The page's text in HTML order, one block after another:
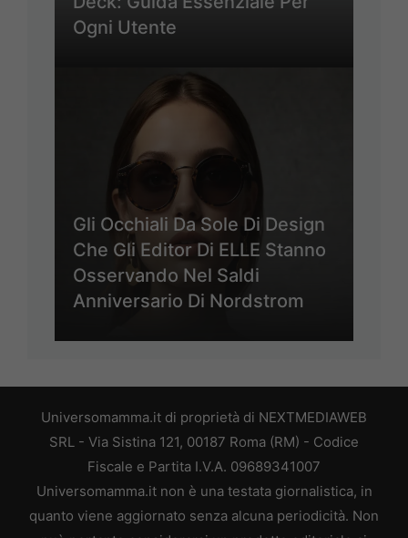
Ogni Utente
Gli Occhiali Da Sole Di Design
Che Gli Editor Di ELLE Stanno
Osservando Nel Saldi
Anniversario Di Nordstrom
Universomamma.it di proprietà di NEXTMEDIAWEB
SRL - Via Sistina 121, 00187 Roma (RM) - Codice
Fiscale e Partita I.V.A. 09689341007
Universomamma.it non è una testata giornalistica, in
quanto viene aggiornato senza alcuna periodicità. Non